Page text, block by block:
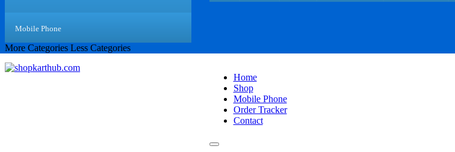
Mobile Phone
More Categories Less Categories
Home
Shop
Mobile Phone
Order Tracker
Contact